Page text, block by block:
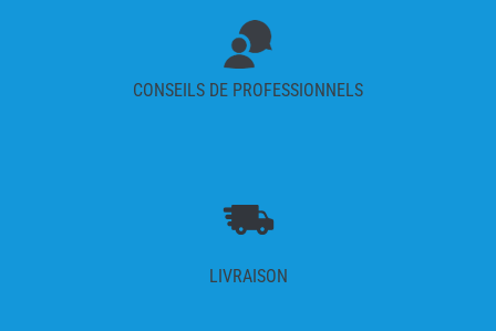
CONSEILS DE PROFESSIONNELS
LIVRAISON